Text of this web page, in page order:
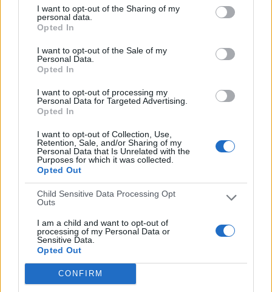
I want to opt-out of the Sharing of my
personal data.
Opted In
I want to opt-out of the Sale of my
Personal Data.
Opted In
I want to opt-out of processing my
Personal Data for Targeted Advertising.
Opted In
I want to opt-out of Collection, Use,
Retention, Sale, and/or Sharing of my
Personal Data that Is Unrelated with the
Purposes for which it was collected.
Opted Out
Child Sensitive Data Processing Opt
Outs
I am a child and want to opt-out of
processing of my Personal Data or
Sensitive Data.
Opted Out
CONFIRM
GRATUÍTO
DE PAGO
0 partidos en local
4 partidos de visitante
MÁXIMO
4
Academy
TOTAL
4
RANKING POR EQUIPOS
Real Madrid Academy 4 (100%)
RANKING POR COMPETICIONES
Torneo Juanito
1 (25%)
Campeonato Prebenjamin